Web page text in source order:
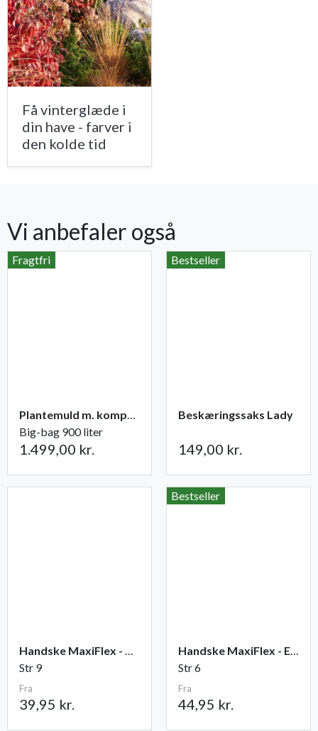
Få vinterglæde i
din have - farver i
den kolde tid
Vi anbefaler også
Fragtfri
Plantemuld m. kompost fra Champost
Big-bag 900 liter
1.499,00 kr.
Bestseller
Beskæringssaks Lady
149,00 kr.
Handske MaxiFlex - Ultimate
Str 9
Fra
39,95 kr.
Bestseller
Handske MaxiFlex - Endurance
Str 6
Fra
44,95 kr.